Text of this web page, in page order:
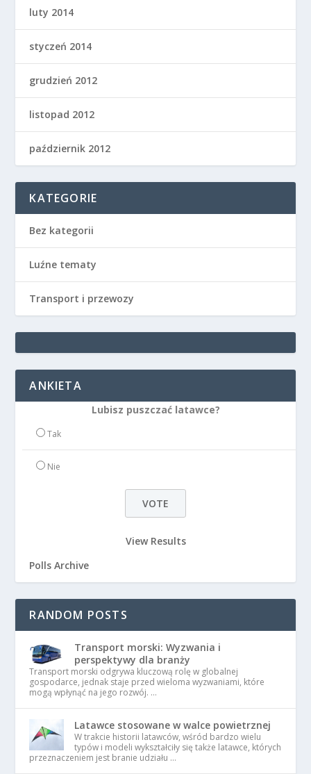
luty 2014
styczeń 2014
grudzień 2012
listopad 2012
październik 2012
KATEGORIE
Bez kategorii
Luźne tematy
Transport i przewozy
ANKIETA
Lubisz puszczać latawce?
Tak
Nie
View Results
Polls Archive
RANDOM POSTS
Transport morski: Wyzwania i
perspektywy dla branży
Transport morski odgrywa kluczową rolę w globalnej
gospodarce, jednak staje przed wieloma wyzwaniami, które
mogą wpłynąć na jego rozwój. …
Latawce stosowane w walce powietrznej
W trakcie historii latawców, wśród bardzo wielu
typów i modeli wykształciły się także latawce, których
przeznaczeniem jest branie udziału …